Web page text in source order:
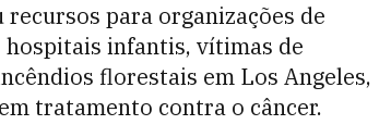
para organizações de
hospitais infantis, vítimas de
florestais em Los Angeles,
tratamento contra o câncer.